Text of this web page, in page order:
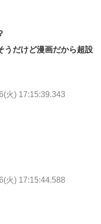
うだけど漫画だから超設
火) 17:15:39.343
火) 17:15:44.588